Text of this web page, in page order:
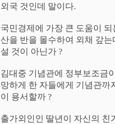
외국 것인데 말이다.
국민경제에 가장 큰 도움이
산을 반을 몰수하여 외채 갚
설 것이 아닌가 ?
김대중 기념관에 정부보조금
망하게 한 자들에게 기념관까
이 용서할까 ?
출가외인인 딸년이 자신의 친